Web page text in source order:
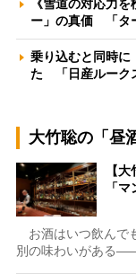
《雪道の対応力
ー」の真価 「タ
乗り込むと同時に
た 「日産ルーク
大竹聡の「昼
【
「
お酒はいつ飲んで
別の味わいがある